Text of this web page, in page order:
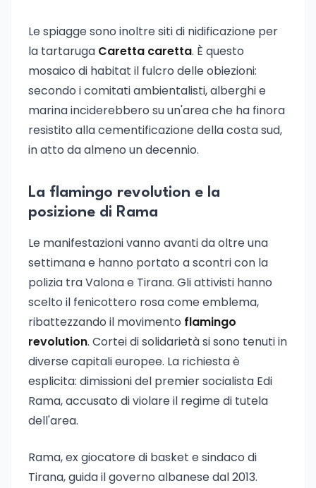
Le spiagge sono inoltre siti di nidificazione per
la tartaruga Caretta caretta. È questo
mosaico di habitat il fulcro delle obiezioni:
secondo i comitati ambientalisti, alberghi e
marina inciderebbero su un'area che ha finora
resistito alla cementificazione della costa sud,
in atto da almeno un decennio.
La flamingo revolution e la
posizione di Rama
Le manifestazioni vanno avanti da oltre una
settimana e hanno portato a scontri con la
polizia tra Valona e Tirana. Gli attivisti hanno
scelto il fenicottero rosa come emblema,
ribattezzando il movimento flamingo
revolution. Cortei di solidarietà si sono tenuti in
diverse capitali europee. La richiesta è
esplicita: dimissioni del premier socialista Edi
Rama, accusato di violare il regime di tutela
dell'area.
Rama, ex giocatore di basket e sindaco di
Tirana, guida il governo albanese dal 2013.